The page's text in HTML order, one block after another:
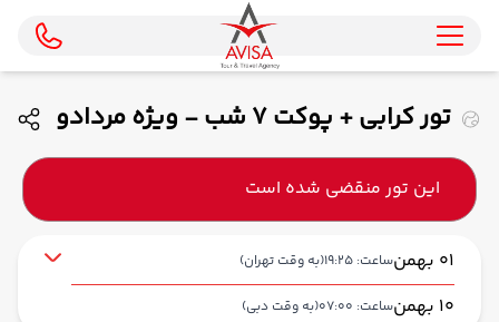
تور کرابی + پوکت 7 شب - ویژه مردادو
شهریور ماه 1405 ( ماهان ایر )
این تور منقضی شده است
01 بهمن ساعت: 19:25 (به وقت تهران)
10 بهمن ساعت: 07:00 (به وقت دبی)